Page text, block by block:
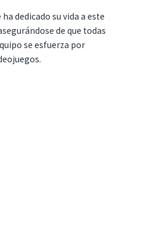
dedicado su vida a este
de que todas
se esfuerza por